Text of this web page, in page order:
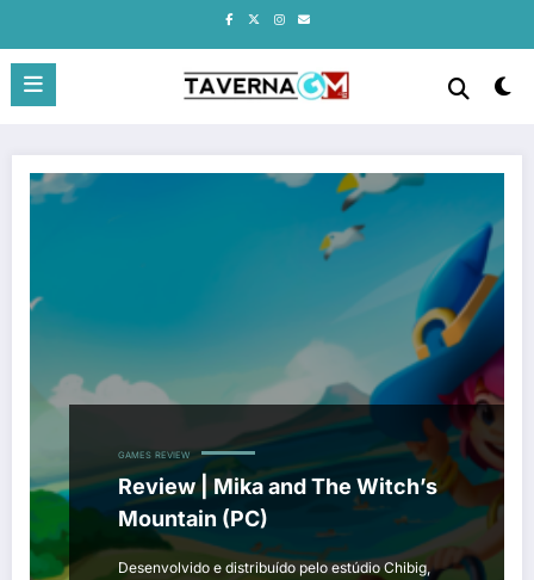
o
conteúdo
GAMES REVIEW
Review | Mika and The Witch’s
Mountain (PC)
Desenvolvido e distribuído pelo estúdio Chibig,